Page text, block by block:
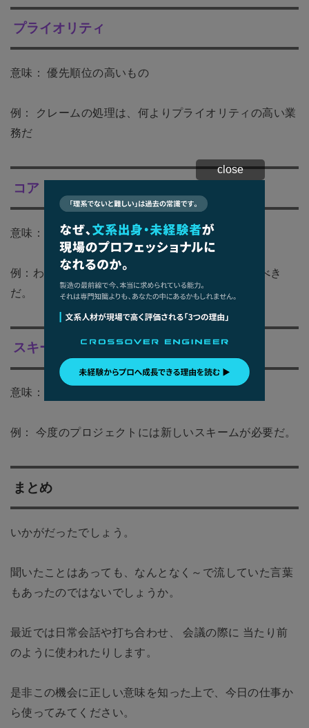
プライオリティ
意味： 優先順位の高いもの
例： クレームの処理は、何よりプライオリティの高い業
務だ
コア・コンピタンス
意味： 企業の中核となる強みのこと
例：わが社の新たなコア・コンピタンスを確立すべき
だ。
スキーム
意味： 手法。計画。
例： 今度のプロジェクトには新しいスキームが必要だ。
まとめ
いかがだったでしょう。
聞いたことはあっても、なんとなく～で流していた言葉
もあったのではないでしょうか。
最近では日常会話や打ち合わせ、 会議の際に 当たり前
のように使われたりします。
是非この機会に正しい意味を知った上で、今日の仕事か
ら使ってみてください。
close